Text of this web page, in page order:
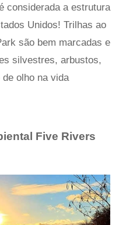
considerada a estrutura
Unidos! Trilhas ao
são bem marcadas e
silvestres, arbustos,
olho na vida
Five Rivers